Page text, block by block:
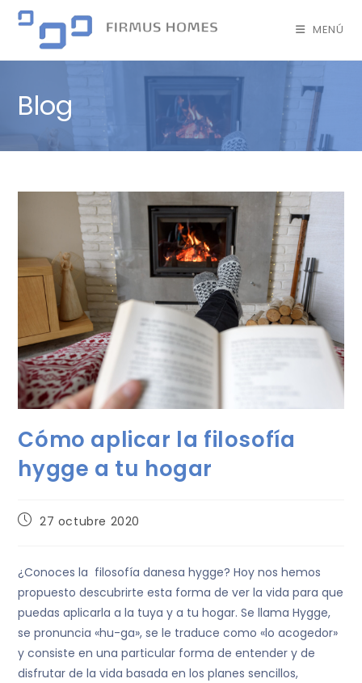
MENÚ
Blog
Cómo aplicar la filosofía
hygge a tu hogar
27 octubre 2020
¿Conoces la filosofía danesa hygge? Hoy nos hemos
propuesto descubrirte esta forma de ver la vida para que
puedas aplicarla a la tuya y a tu hogar. Se llama Hygge,
se pronuncia «hu-ga», se le traduce como «lo acogedor»
y consiste en una particular forma de entender y de
disfrutar de la vida basada en los planes sencillos,